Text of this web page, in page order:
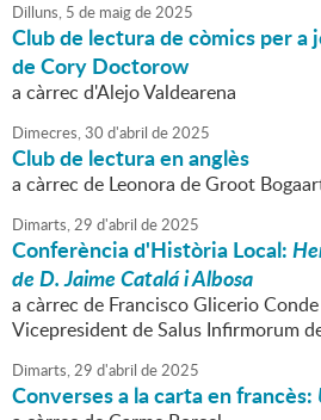
Dilluns, 5 de maigde2025
Club de lectura de còmics per a
de Cory Doctorow
a càrrec d'Alejo Valdearena
Dimecres,30 d'abril de2025
Club de lectura en anglès
a càrrec de Leonora de Groot
Dimarts,29 d'abril de2025
Conferència d'Història Local:
de D. Jaime Catalá i Albosa
a càrrec de Francisco Glicerio
Vicepresident de Salus Infirmorum
Dimarts,29 d'abril de2025
Converses a la carta en francès: